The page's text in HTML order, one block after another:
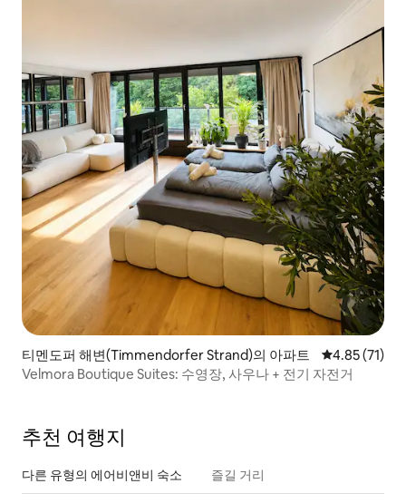
티멘도퍼 해변(Timmendorfer Strand)의 아파트 평점 4.85점
4.85 (71)
Velmora Boutique Suites: 수영장, 사우나 + 전기 자전거
추천 여행지
다른 유형의 에어비앤비 숙소 즐길 거리